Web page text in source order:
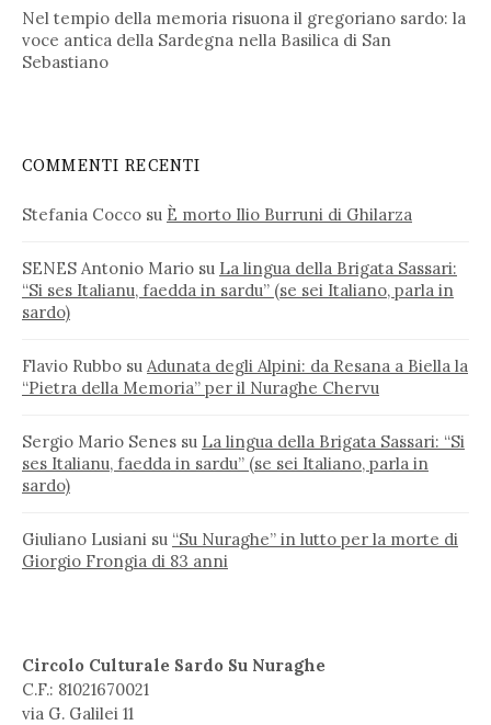
Nel tempio della memoria risuona il gregoriano sardo: la
voce antica della Sardegna nella Basilica di San
Sebastiano
COMMENTI RECENTI
Stefania Cocco su È morto Ilio Burruni di Ghilarza
SENES Antonio Mario su La lingua della Brigata Sassari:
“Si ses Italianu, faedda in sardu” (se sei Italiano, parla in
sardo)
Flavio Rubbo su Adunata degli Alpini: da Resana a Biella la
“Pietra della Memoria” per il Nuraghe Chervu
Sergio Mario Senes su La lingua della Brigata Sassari: “Si
ses Italianu, faedda in sardu” (se sei Italiano, parla in
sardo)
Giuliano Lusiani su “Su Nuraghe” in lutto per la morte di
Giorgio Frongia di 83 anni
Circolo Culturale Sardo Su Nuraghe
C.F.: 81021670021
via G. Galilei 11